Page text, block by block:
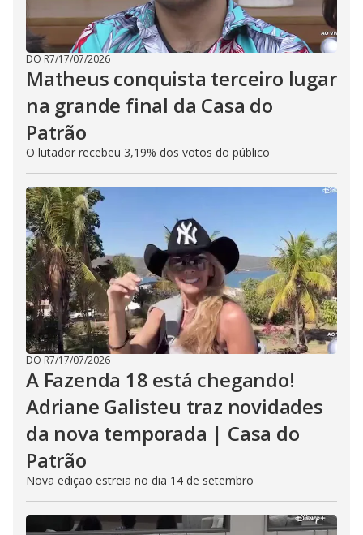
DO R7/17/07/2026
Matheus conquista terceiro lugar
na grande final da Casa do
Patrão
O lutador recebeu 3,19% dos votos do público
DO R7/17/07/2026
A Fazenda 18 está chegando!
Adriane Galisteu traz novidades
da nova temporada | Casa do
Patrão
Nova edição estreia no dia 14 de setembro